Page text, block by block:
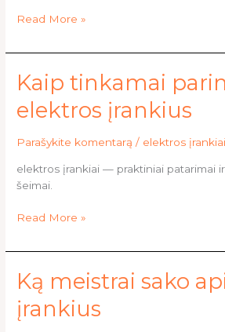
Read More »
Kaip tinkamai
elektros įrankius
Parašykite komentarą / elektros įrankiai
elektros įrankiai — praktiniai patarimai
šeimai.
Kaip
tinkamai
parinkti
įrankius
Read More »
Ką meistrai sako
įrankius
Ką
meistrai
sako
apie